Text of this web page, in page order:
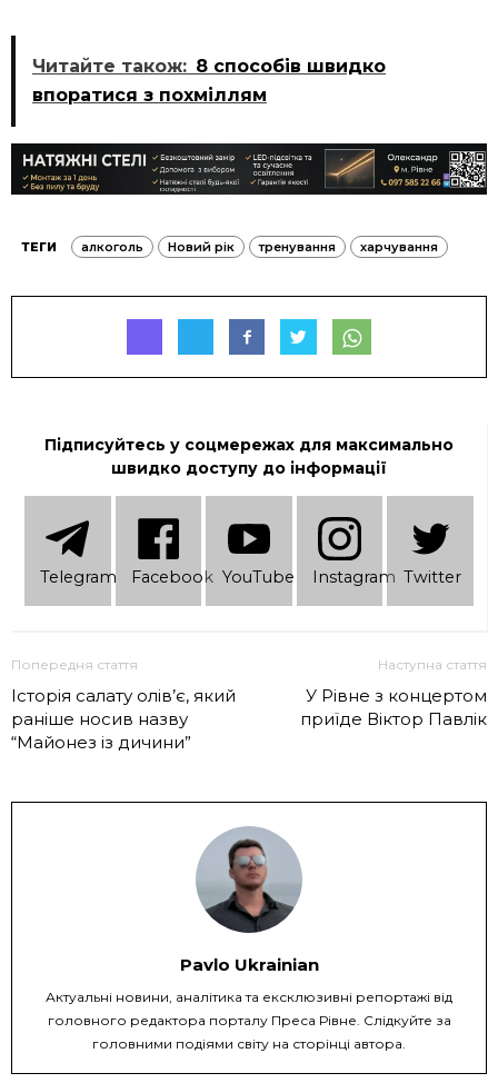
Читайте також: 8 способів швидко
впоратися з похміллям
ТЕГИ алкоголь Новий рік тренування харчування
Підписуйтесь у соцмережах для максимально
швидко доступу до інформації
Telеgram Facebook YouTube Instagram Twitter
Попередня стаття
Історія салату олів’є, який
раніше носив назву
“Майонез із дичини”
Наступна стаття
У Рівне з концертом
приїде Віктор Павлік
Pavlo Ukrainian
Актуальні новини, аналітика та ексклюзивні репортажі від
головного редактора порталу Преса Рівне. Слідкуйте за
головними подіями світу на сторінці автора.